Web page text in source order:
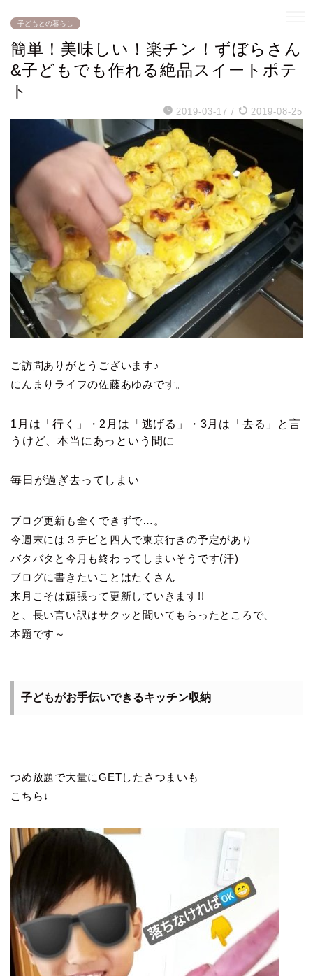
子どもとの暮らし
簡単！美味しい！楽チン！ずぼらさん
&子どもでも作れる絶品スイートポテ
ト
2019-03-17 / 2019-08-25
ご訪問ありがとうございます♪
にんまりライフの佐藤あゆみです。
1月は「行く」・2月は「逃げる」・3月は「去る」と言
うけど、本当にあっという間に
毎日が過ぎ去ってしまい
ブログ更新も全くできずで…。
今週末には３チビと四人で東京行きの予定があり
バタバタと今月も終わってしまいそうです(汗)
ブログに書きたいことはたくさん
来月こそは頑張って更新していきます!!
と、長い言い訳はサクッと聞いてもらったところで、
本題です～
子どもがお手伝いできるキッチン収納
つめ放題で大量にGETしたさつまいも
こちら↓